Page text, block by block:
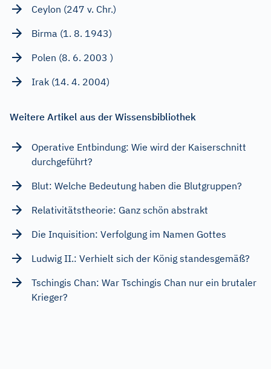
Ceylon (247 v. Chr.)
Birma (1. 8. 1943)
Polen (8. 6. 2003 )
Irak (14. 4. 2004)
Weitere Artikel aus der Wissensbibliothek
Operative Entbindung: Wie wird der Kaiserschnitt
durchgeführt?
Blut: Welche Bedeutung haben die Blutgruppen?
Relativitätstheorie: Ganz schön abstrakt
Die Inquisition: Verfolgung im Namen Gottes
Ludwig II.: Verhielt sich der König standesgemäß?
Tschingis Chan: War Tschingis Chan nur ein brutaler
Krieger?